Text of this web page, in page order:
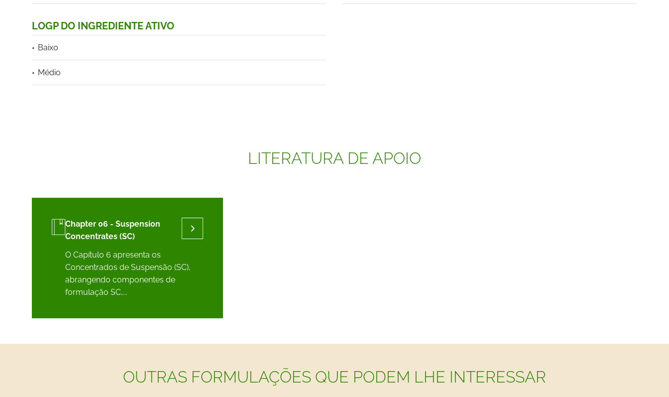
LOGP DO INGREDIENTE ATIVO
Baixo
Médio
LITERATURA DE APOIO
Chapter 06 - Suspension
Concentrates (SC)
O Capítulo 6 apresenta os
Concentrados de Suspensão (SC),
abrangendo componentes de
formulação SC,...
OUTRAS FORMULAÇÕES QUE PODEM LHE INTERESSAR